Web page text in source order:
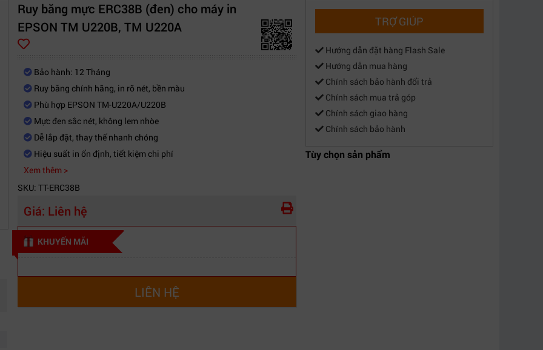
Ruy băng mực ERC38B (đen) cho máy in
EPSON TM U220B, TM U220A
Bảo hành: 12 Tháng
Ruy băng chính hãng, in rõ nét, bền màu
Phù hợp EPSON TM-U220A/U220B
Mực đen sắc nét, không lem nhòe
Dễ lắp đặt, thay thế nhanh chóng
Hiệu suất in ổn định, tiết kiệm chi phí
Xem thêm >
SKU: TT-ERC38B
Giá: Liên hệ
KHUYẾN MÃI
LIÊN HỆ
TRỢ GIÚP
Hướng dẫn đặt hàng Flash Sale
Hướng dẫn mua hàng
Chính sách bảo hành đổi trả
Chính sách mua trả góp
Chính sách giao hàng
Chính sách bảo hành
Tùy chọn sản phẩm